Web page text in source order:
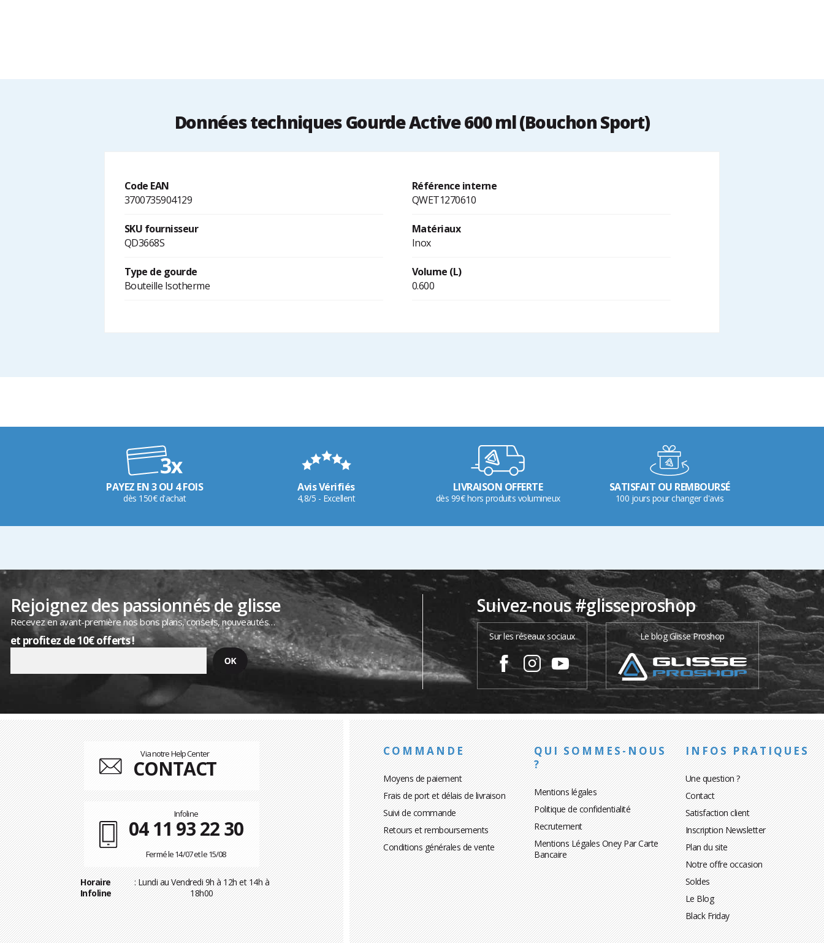
Données techniques Gourde Active 600 ml (Bouchon Sport)
Code EAN
3700735904129
Référence interne
QWET1270610
SKU fournisseur
QD3668S
Matériaux
Inox
Type de gourde
Bouteille Isotherme
Volume (L)
0.600
PAYEZ EN 3 OU 4 FOIS
dès 150€ d'achat
Avis Vérifiés
4,8/5 - Excellent
LIVRAISON OFFERTE
dès 99€ hors produits volumineux
SATISFAIT OU REMBOURSÉ
100 jours pour changer d'avis
Rejoignez des passionnés de glisse
Recevez en avant-première nos bons plans, conseils, nouveautés…
et profitez de 10€ offerts !
Suivez-nous #glisseproshop
Sur les réseaux sociaux Le blog Glisse Proshop
Via notre Help Center
CONTACT
Infoline
04 11 93 22 30
Fermé le 14/07 et le 15/08
Horaire
Infoline
: Lundi au Vendredi 9h à 12h et 14h à
18h00
COMMANDE
Moyens de paiement
Frais de port et délais de livraison
Suivi de commande
Retours et remboursements
Conditions générales de vente
QUI SOMMES-NOUS
?
Mentions légales
Politique de confidentialité
Recrutement
Mentions Légales Oney Par Carte
Bancaire
INFOS PRATIQUES
Une question ?
Contact
Satisfaction client
Inscription Newsletter
Plan du site
Notre offre occasion
Soldes
Le Blog
Black Friday